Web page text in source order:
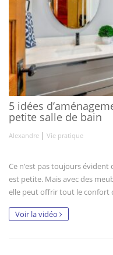
5 idées
petite salle de bain
Alexandre | Vie pratique
Ce n’est pas toujours évident
est petite. Mais avec des
elle peut offrir tout le confort
Voir la vidéo